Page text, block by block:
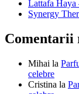
Lattafa Haya
Synergy
Comentarii
Mihai la
celebre
Cristina la